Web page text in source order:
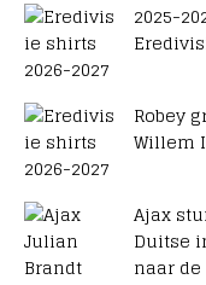
2025-
Robey
Willem
Ajax
Duitse
naar